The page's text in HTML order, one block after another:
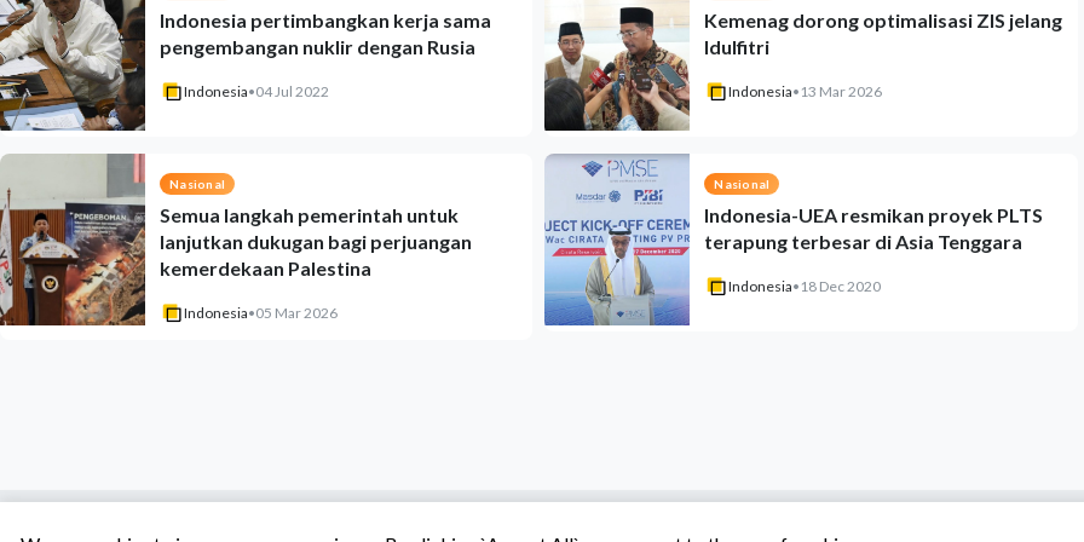
Indonesia pertimbangkan kerja sama
pengembangan nuklir dengan Rusia
Indonesia•04 Jul 2022
Kemenag dorong optimalisasi ZIS jelang
Idulfitri
Indonesia• 13 Mar 2026
Nasional
Semua langkah pemerintah untuk
lanjutkan dukugan bagi perjuangan
kemerdekaan Palestina
Indonesia•05 Mar 2026
Nasional
Indonesia-UEA resmikan proyek PLTS
terapung terbesar di Asia Tenggara
Indonesia• 18 Dec 2020